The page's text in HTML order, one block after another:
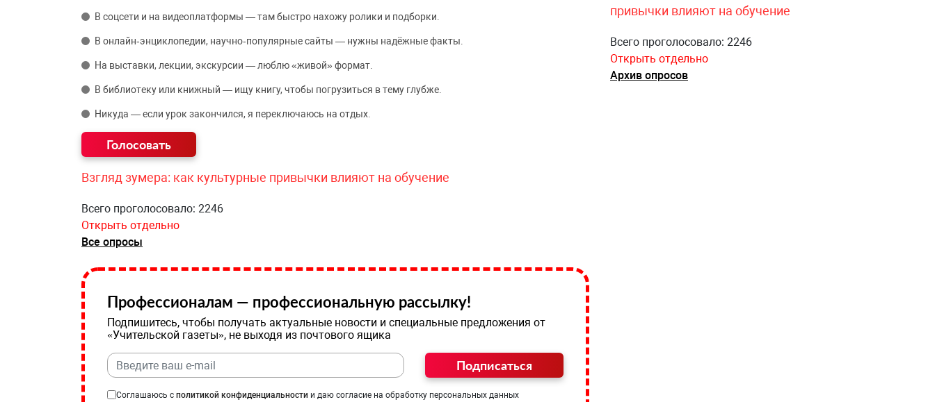
В соцсети и на видеоплатформы — там быстро нахожу ролики и подборки.
В онлайн‑энциклопедии, научно‑популярные сайты — нужны надёжные факты.
На выставки, лекции, экскурсии — люблю «живой» формат.
В библиотеку или книжный — ищу книгу, чтобы погрузиться в тему глубже.
Никуда — если урок закончился, я переключаюсь на отдых.
Взгляд зумера: как культурные привычки влияют на обучение
Всего проголосовало: 2246
Открыть отдельно
Все опросы
Профессионалам — профессиональную рассылку!
Подпишитесь, чтобы получать актуальные новости и специальные предложения от
«Учительской газеты», не выходя из почтового ящика
Подписаться
Соглашаюсь с политикой конфиденциальности и даю согласие на обработку персональных данных
привычки влияют на обучение
Всего проголосовало: 2246
Открыть отдельно
Архив опросов